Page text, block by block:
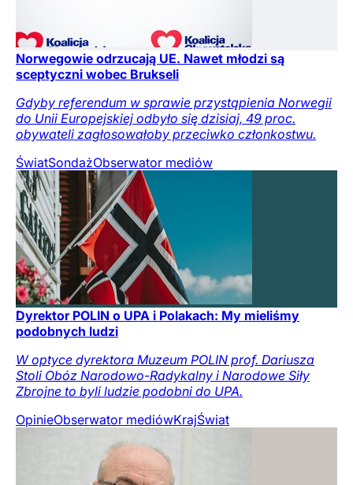
Norwegowie odrzucają UE. Nawet młodzi są
sceptyczni wobec Brukseli
Gdyby referendum w sprawie przystąpienia Norwegii
do Unii Europejskiej odbyło się dzisiaj, 49 proc.
obywateli zagłosowałoby przeciwko członkostwu.
ŚwiatSondażObserwator mediów
Dyrektor POLIN o UPA i Polakach: My mieliśmy
podobnych ludzi
W optyce dyrektora Muzeum POLIN prof. Dariusza
Stoli Obóz Narodowo-Radykalny i Narodowe Siły
Zbrojne to byli ludzie podobni do UPA.
OpinieObserwator mediówKrajŚwiat